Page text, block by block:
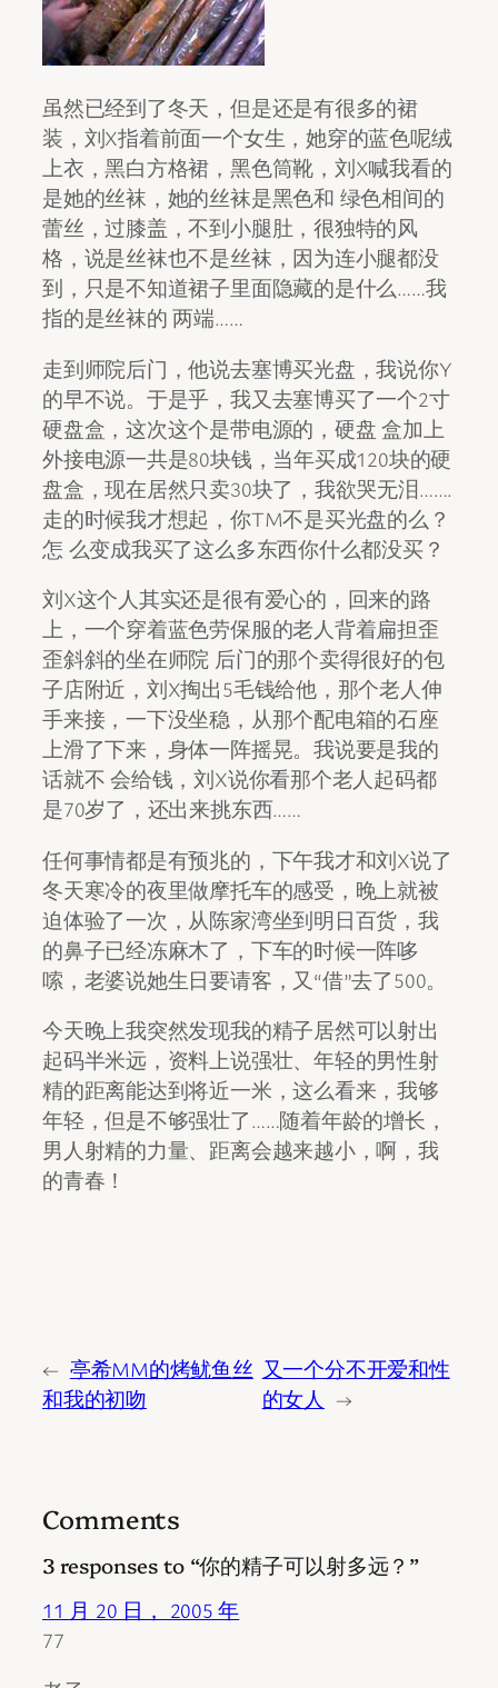
虽然已经到了冬天，但是还是有很多的裙
装，刘X指着前面一个女生，她穿的蓝色呢绒
上衣，黑白方格裙，黑色筒靴，刘X喊我看的
是她的丝袜，她的丝袜是黑色和 绿色相间的
蕾丝，过膝盖，不到小腿肚，很独特的风
格，说是丝袜也不是丝袜，因为连小腿都没
到，只是不知道裙子里面隐藏的是什么……我
指的是丝袜的 两端……
走到师院后门，他说去塞博买光盘，我说你Y
的早不说。于是乎，我又去塞博买了一个2寸
硬盘盒，这次这个是带电源的，硬盘 盒加上
外接电源一共是80块钱，当年买成120块的硬
盘盒，现在居然只卖30块了，我欲哭无泪…….
走的时候我才想起，你TM不是买光盘的么？
怎 么变成我买了这么多东西你什么都没买？
刘X这个人其实还是很有爱心的，回来的路
上，一个穿着蓝色劳保服的老人背着扁担歪
歪斜斜的坐在师院 后门的那个卖得很好的包
子店附近，刘X掏出5毛钱给他，那个老人伸
手来接，一下没坐稳，从那个配电箱的石座
上滑了下来，身体一阵摇晃。我说要是我的
话就不 会给钱，刘X说你看那个老人起码都
是70岁了，还出来挑东西……
任何事情都是有预兆的，下午我才和刘X说了
冬天寒冷的夜里做摩托车的感受，晚上就被
迫体验了一次，从陈家湾坐到明日百货，我
的鼻子已经冻麻木了，下车的时候一阵哆
嗦，老婆说她生日要请客，又“借”去了500。
今天晚上我突然发现我的精子居然可以射出
起码半米远，资料上说强壮、年轻的男性射
精的距离能达到将近一米，这么看来，我够
年轻，但是不够强壮了……随着年龄的增长，
男人射精的力量、距离会越来越小，啊，我
的青春！
← 亭希MM的烤鱿鱼丝
和我的初吻
又一个分不开爱和性
的女人
→
Comments
3 responses to “你的精子可以射多远？”
11 月 20 日， 2005 年
77